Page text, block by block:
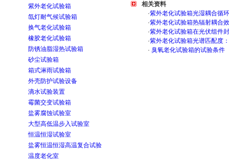
紫外老化试验箱
氙灯耐气候试验箱
换气老化试验箱
橡胶老化试验箱
防锈油脂湿热试验箱
砂尘试验箱
箱式淋雨试验箱
外壳防护试验设备
滴水试验装置
霉菌交变试验箱
盐雾腐蚀试验室
大型高低温步入试验室
恒温恒湿试验室
盐雾恒温恒湿高温复合试验
温度老化室
相关资料
·紫外老化试验箱光湿耦合循
·紫外老化试验箱热辐射耦合
·紫外老化试验箱在光伏组件
·紫外老化试验箱光谱匹配度
· 臭氧老化试验箱的试验条件